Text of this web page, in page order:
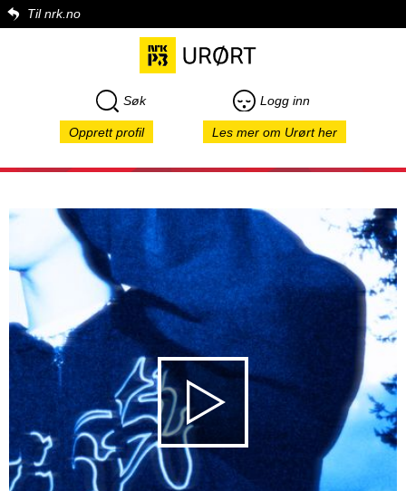
Til nrk.no
Søk Logg inn
Opprett profil Les mer om Urørt her